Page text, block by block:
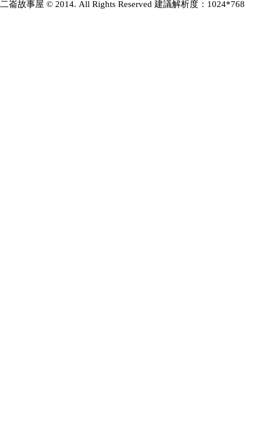
二崙故事屋 © 2014. All Rights Reserved 建議解析度：1024*768